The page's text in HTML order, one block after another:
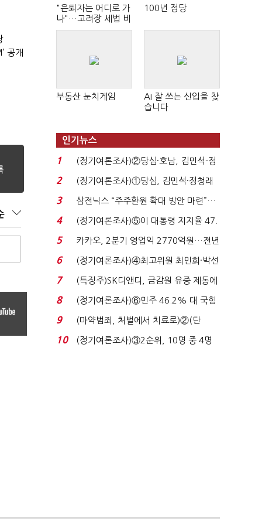
공개
"은퇴자는 어디로 가
나"…고려장 세법 비
판 확산
100년 정당
부동산 눈치게임
AI 잘 쓰는 신입을 찾
습니다
인기뉴스
1
(정기여론조사)②당심·호남, 김민석-정
청래 '초접전'...
2
(정기여론조사)①당심, 김민석·정청래
'초접전'…대통령 ...
3
삼전닉스 “주주환원 확대 방안 마련”…
로이터에 성명...
4
(정기여론조사)⑤이 대통령 지지율 47.
7%…일주일 만에 ...
5
카카오, 2분기 영업익 2770억원…전년
비 36% 증가...
6
(정기여론조사)④최고위원 최민희·박선
원 '양강'…서미...
7
(특징주)SK디앤디, 금감원 유증 제동에
장 초반 상한가...
8
(정기여론조사)⑥민주 46.2% 대 국힘
31.0%…오차범위 밖 ...
9
(마약범죄, 처벌에서 치료로)②(단
독)"마약은 전염병…여성...
10
(정기여론조사)③2순위, 10명 중 4명